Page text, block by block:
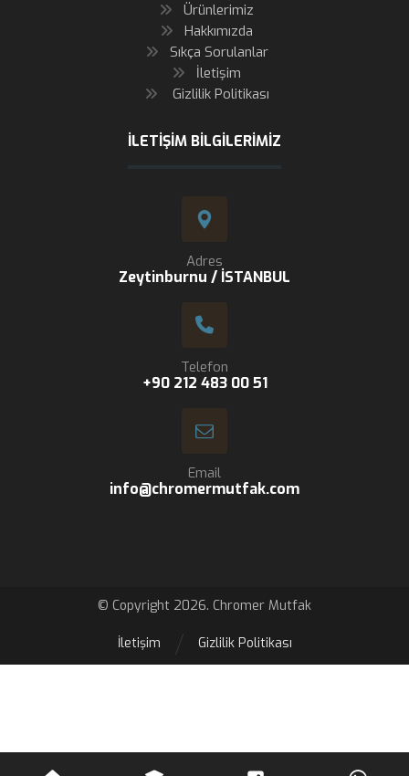
Ürünlerimiz
Hakkımızda
Sıkça Sorulanlar
İletişim
Gizlilik Politikası
İLETIŞIM BILGILERIMIZ
Adres
Zeytinburnu / İSTANBUL
Telefon
+90 212 483 00 51
Email
info@chromermutfak.com
© Copyright 2026. Chromer Mutfak
Gizlilik Politikası
İletişim